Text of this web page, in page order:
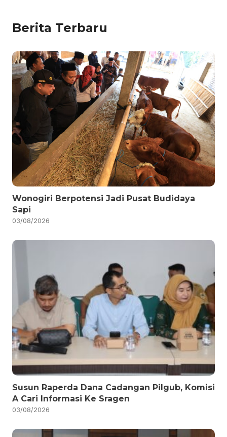
Berita Terbaru
Wonogiri Berpotensi Jadi Pusat Budidaya
Sapi
03/08/2026
Susun Raperda Dana Cadangan Pilgub, Komisi
A Cari Informasi Ke Sragen
03/08/2026